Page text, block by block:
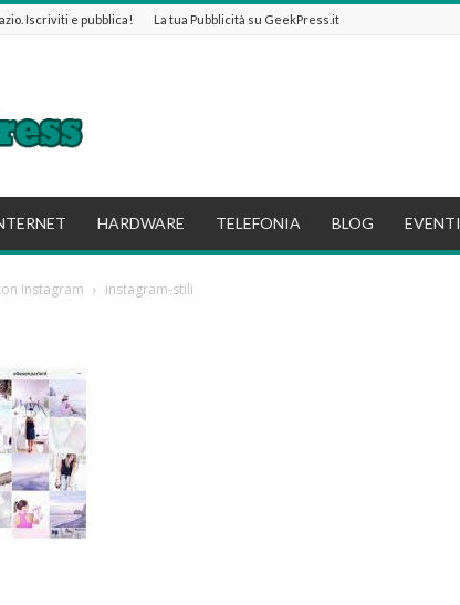
Iscriviti e pubblica! La tua Pubblicità su GeekPress.it
HARDWARE TELEFONIA BLOG EVENTI
Instagram instagram-stili